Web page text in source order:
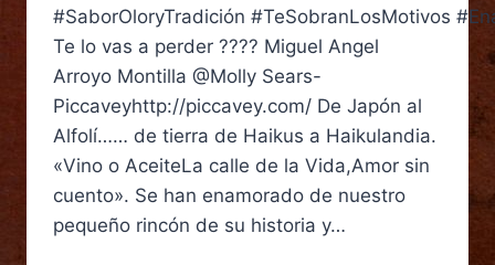
#SaborOloryTradición #TeSobranLosMotivos
Te lo vas a perder ???? Miguel Angel
Arroyo Montilla @Molly Sears-
Piccaveyhttp://piccavey.com/ De Japón al
Alfolí…… de tierra de Haikus a Haikulandia.
«Vino o AceiteLa calle de la Vida,Amor sin
cuento». Se han enamorado de nuestro
pequeño rincón de su historia y…